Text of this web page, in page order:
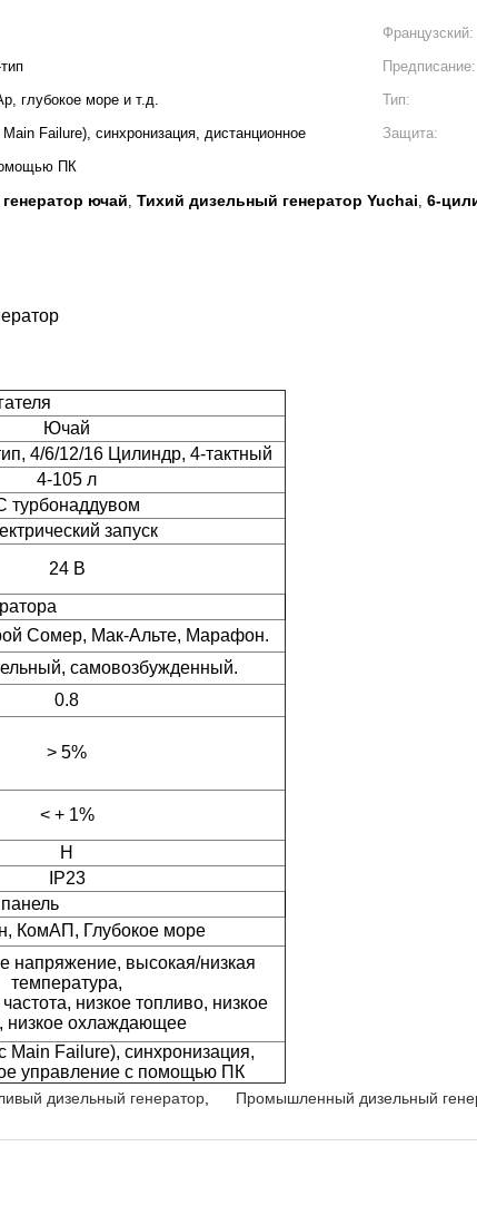
Французский:
Предписание:
глубокое море и т.д. Тип:
Failure), синхронизация, дистанционное
ПК
Защита:
ючай, Тихий дизельный генератор Yuchai, 6-
Ючай
4/6/12/16 Цилиндр, 4-тактный
4-105 л
турбонаддувом
запуск
24 В
Сомер, Мак-Альте, Марафон.
самовозбужденный.
0.8
> 5%
< + 1%
H
IP23
КомАП, Глубокое море
напряжение, высокая/низкая
температура,
низкое топливо, низкое
низкое охлаждающее
Main Failure), синхронизация,
управление с помощью ПК
дизельный генератор Промышленный дизельный